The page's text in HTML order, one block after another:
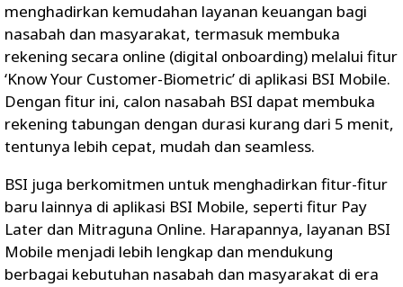
menghadirkan kemudahan layanan keuangan bagi
nasabah dan masyarakat, termasuk membuka
rekening secara online (digital onboarding) melalui fitur
‘Know Your Customer-Biometric’ di aplikasi BSI Mobile.
Dengan fitur ini, calon nasabah BSI dapat membuka
rekening tabungan dengan durasi kurang dari 5 menit,
tentunya lebih cepat, mudah dan seamless.
BSI juga berkomitmen untuk menghadirkan fitur-fitur
baru lainnya di aplikasi BSI Mobile, seperti fitur Pay
Later dan Mitraguna Online. Harapannya, layanan BSI
Mobile menjadi lebih lengkap dan mendukung
berbagai kebutuhan nasabah dan masyarakat di era